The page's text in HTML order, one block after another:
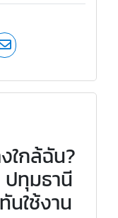
ใกล้ฉัน?
ทุมธานี
นใช้งาน